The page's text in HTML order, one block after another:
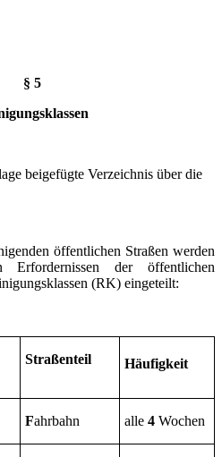
§ 5
beigefügte Verzeichnis über die
öffentlichen Straßen werden
Erfordernissen der öffentlichen
(RK) eingeteilt:
Straßenteil Häufigkeit
Fahrbahn alle 4Wochen